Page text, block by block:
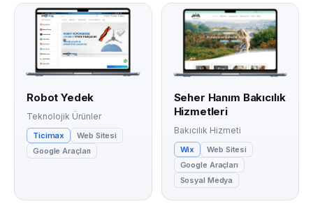
Robot Yedek
Teknolojik Ürünler
Ticimax
Web Sitesi
Google Araçları
Seher Hanım Bakıcılık
Hizmetleri
Bakıcılık Hizmeti
Wix
Web Sitesi
Google Araçları
Sosyal Medya